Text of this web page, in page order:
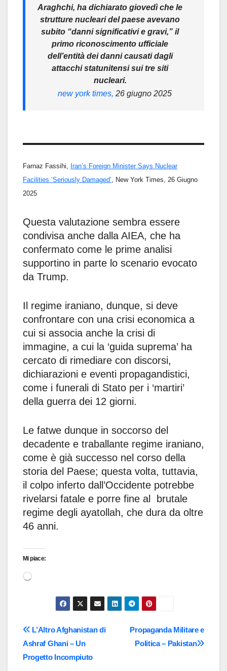
Araghchi, ha dichiarato giovedì che le
strutture nucleari del paese avevano
subito “danni significativi e gravi,” il
primo riconoscimento ufficiale
dell’entità dei danni causati dagli
attacchi statunitensi sui tre siti
nucleari.
new york times, 26 giugno 2025
Farnaz Fassihi,
Iran’s Foreign Minister Says Nuclear
Facilities ‘Seriously Damaged’ , New York Times, 26 Giugno
2025
Questa valutazione sembra essere
condivisa anche dalla AIEA, che ha
confermato come le prime analisi
supportino in parte lo scenario evocato
da Trump.
Il regime iraniano, dunque, si deve
confrontare con una crisi economica a
cui si associa anche la crisi di
immagine, a cui la ‘guida suprema’ ha
cercato di rimediare con discorsi,
dichiarazioni e eventi propagandistici,
come i funerali di Stato per i ‘martiri’
della guerra dei 12 giorni.
Le fatwe dunque in soccorso del
decadente e traballante regime iraniano,
come è già successo nel corso della
storia del Paese; questa volta, tuttavia,
il colpo inferto dall’Occidente potrebbe
rivelarsi fatale e porre fine al brutale
regime degli ayatollah, che dura da oltre
46 anni.
Mi piace:
Caricamento
Navigazione
articoli
Propaganda Militare e
Politica – Pakistan
L’Altro Afghanistan di
Ashraf Ghani – Un
Progetto Incompiuto